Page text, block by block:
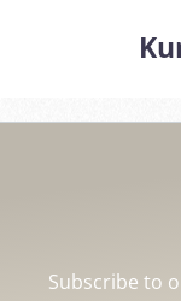
Subscribe to